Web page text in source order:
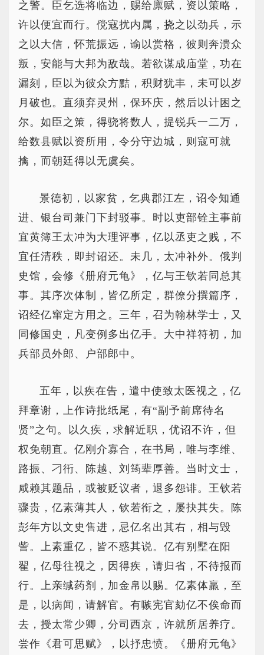
之警。臣乞选将临边，赐给廪赋，资以策略，
许以便宜而行。傥寇扰内属，挠之以劲兵，示
之以大信，怀荒振远，谕以赏格，彼则奔溃众
叛，安能与大邦为敌哉。若欲谋成庙堂，功在
漏刻，臣以为彼众方黠，积财犹丰，未可以岁
月破也。直须弃灵州，保环庆，然后以计困之
尔。如臣之策，得骁将数人，提锐兵一二万，
给数县赋以资所用，令分守边城，则寇可就
擒，而朝廷得以无虞矣。
景德初，以家贫，乞典郡江左，诏令知通
进、银台司兼门下封驳事。时以吏部铨主事前
宜黄簿王太冲为大理评事，亿以丞吏之贱，不
宜任清秩，即封诏还。未几，太冲补外。俄判
史馆，会修《册府元龟》，亿与王钦若同总其
事。其序次体制，皆亿所定，群僚分撰篇序，
诏经亿窜定方用之。三年，召为翰林学士，又
同修国史，凡变例多出亿手。大中祥符初，加
兵部员外郎、户部郎中。
五年，以疾在告，遣中使致太医视之，亿
拜章谢，上作诗批纸尾，有“副予前席待名
贤”之句。以久疾，求解近职，优诏不许，但
权免朝直。亿刚介寡合，在书局，唯与李维、
路振、刁衎、陈越、刘筠辈厚善。当时文士，
咸赖其题品，或被贬议者，退多怨诽。王钦若
骤贵，亿素薄其人，钦若衔之，屡抉其失。陈
彭年方以文史售进，忌亿名出其右，相与毁
訾。上素重亿，皆不惑其说。亿有别墅在阳
翟，亿母往视之，因得疾，请归省，不待报而
行。上亲缄药剂，加金帛以赐。亿素体羸，至
是，以病闻，请解官。有嗾宪官劾亿不俟命而
去，授太常少卿，分司西京，许就所居养疗。
尝作《君可思赋》，以抒忠愤。《册府元龟》